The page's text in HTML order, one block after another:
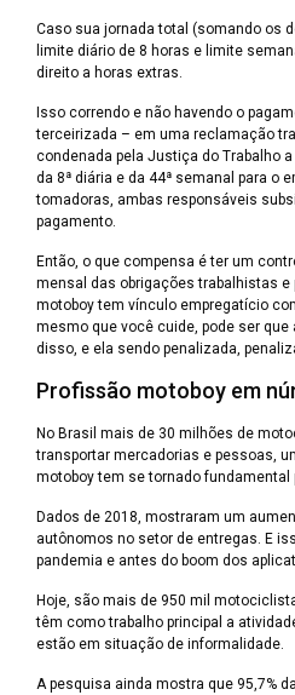
Caso sua jornada total (somando os
limite diário de 8 horas e limite
direito a horas extras.
Isso correndo e não havendo o
terceirizada – em uma reclamação
condenada pela Justiça do Trabalho
da 8ª diária e da 44ª semanal para o
tomadoras, ambas responsáveis
pagamento.
Então, o que compensa é ter um
mensal das obrigações trabalhistas e
motoboy tem vínculo empregatício
mesmo que você cuide, pode ser
disso, e ela sendo penalizada,
Profissão motoboy em
No Brasil mais de 30 milhões de
transportar mercadorias e pessoas,
motoboy tem se tornado fundamental
Dados de 2018, mostraram um
autônomos no setor de entregas. E
pandemia e antes do boom dos
Hoje, são mais de 950 mil
têm como trabalho principal a
estão em situação de informalidade.
A pesquisa ainda mostra que 95,7%